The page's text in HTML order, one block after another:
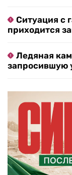
Ситуация с
приходится
Ледяная
запросившую